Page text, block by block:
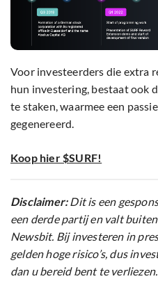
Voor investeerders die extra
hun investering, bestaat ook
te staken, waarmee een
gegenereerd.
Koop hier $SURF!
Disclaimer:Dit is een
een derde partij en valt
Newsbit. Bij investeren in
gelden hoge risico’s, dus
dan u bereid bent te verliezen.